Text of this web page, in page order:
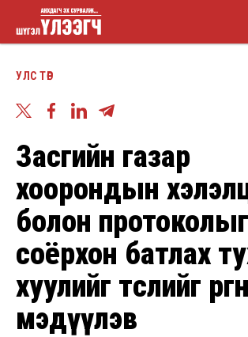
Skip
to
үлээгч
УЛС ТӨР
Засгийн газар
хоорондын
болон протоколыг
соёрхон батлах
хуулийг төслийг өргөн
мэдүүлэв